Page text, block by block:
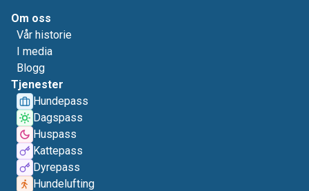
Om oss
Vår historie
I media
Blogg
Tjenester
Hundepass
Dagspass
Huspass
Kattepass
Dyrepass
Hundelufting